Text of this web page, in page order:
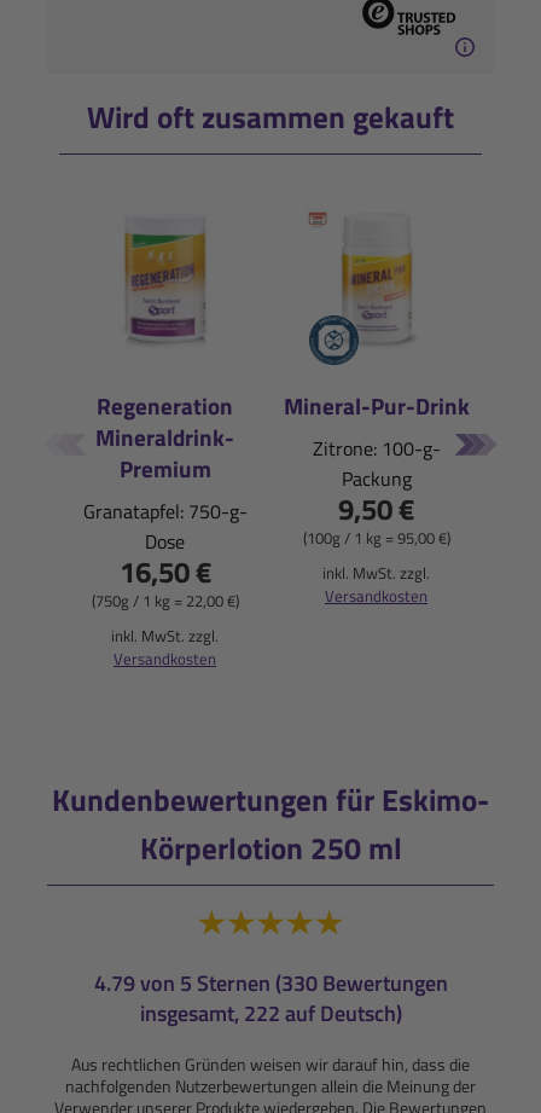
Wird oft zusammen gekauft
Regeneration
Mineraldrink-
Premium
Granatapfel: 750-g-
Dose
16,50 €
(750g / 1 kg = 22,00 €)
inkl. MwSt. zzgl.
Versandkosten
Mineral-Pur-Drink
Zitrone: 100-g-
Packung
9,50 €
(100g / 1 kg = 95,00 €)
inkl. MwSt. zzgl.
Versandkosten
Kundenbewertungen für Eskimo-
Körperlotion 250 ml
4.79 von 5 Sternen (330 Bewertungen
insgesamt, 222 auf Deutsch)
Aus rechtlichen Gründen weisen wir darauf hin, dass die
nachfolgenden Nutzerbewertungen allein die Meinung der
Verwender unserer Produkte wiedergeben. Die Bewertungen